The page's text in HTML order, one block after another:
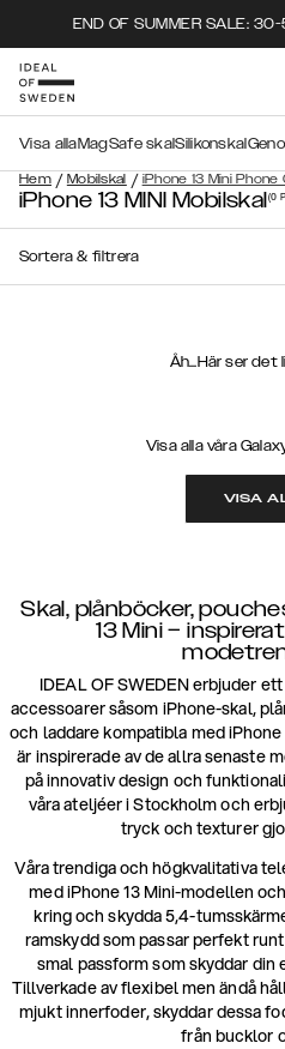
END OF SUMMER SALE:
Hem / Mobilskal / iPhone 13 Mini Phone
Visa allaMagSafe skalSilikonskal
iPhone 13 MINI Mobilskal(0
Sortera & filtrera
Åh...Här ser
Visa alla våra
VISA
Skal, plånböcker,
13 Mini –
IDEAL OF SWEDEN erbjuder
accessoarer såsom iPhone-skal,
och laddare kompatibla med
är inspirerade av de allra senaste
på innovativ design och
våra ateljéer i Stockholm och
tryck och texturer
Våra trendiga och högkvalitativa
med iPhone 13 Mini-modellen
kring och skydda 5,4-
ramskydd som passar perfekt
smal passform som skyddar
Tillverkade av flexibel men ändå
mjukt innerfoder, skyddar dessa
från bucklor